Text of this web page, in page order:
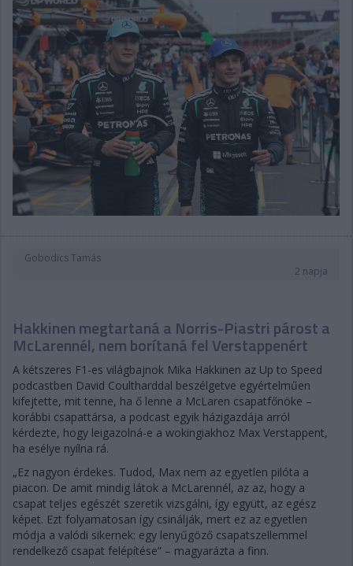
Gobodics Tamás
2 napja
Hakkinen megtartaná a Norris-Piastri párost a
McLarennél, nem borítaná fel Verstappenért
A kétszeres F1-es világbajnok Mika Hakkinen az Up to Speed
podcastben David Coultharddal beszélgetve egyértelműen
kifejtette, mit tenne, ha ő lenne a McLaren csapatfőnöke –
korábbi csapattársa, a podcast egyik házigazdája arról
kérdezte, hogy leigazolná-e a wokingiakhoz Max Verstappent,
ha esélye nyílna rá.
„Ez nagyon érdekes. Tudod, Max nem az egyetlen pilóta a
piacon. De amit mindig látok a McLarennél, az az, hogy a
csapat teljes egészét szeretik vizsgálni, így együtt, az egész
képet. Ezt folyamatosan így csinálják, mert ez az egyetlen
módja a valódi sikernek: egy lenyűgöző csapatszellemmel
rendelkező csapat felépítése” – magyarázta a finn.